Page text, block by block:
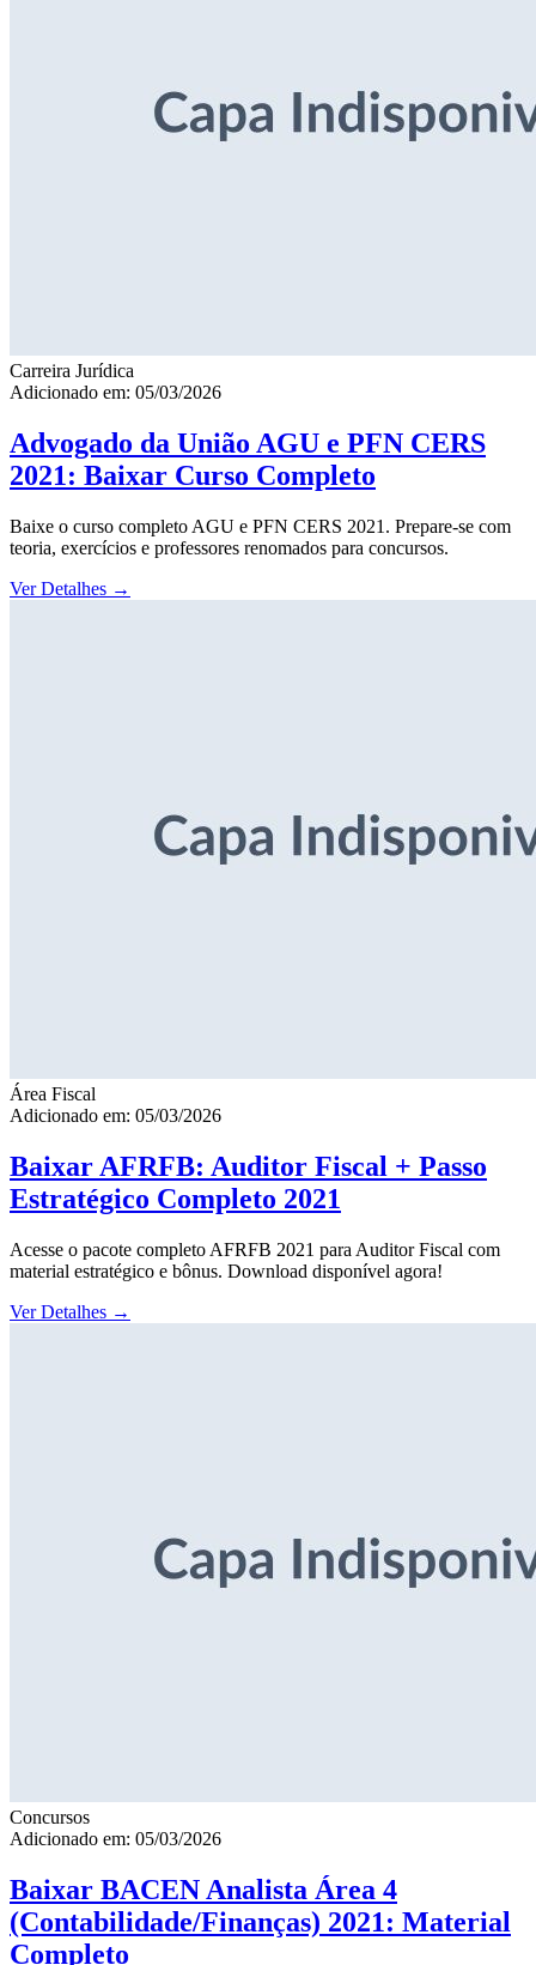
Carreira Jurídica
Adicionado em: 05/03/2026
Advogado da União AGU e PFN CERS
2021: Baixar Curso Completo
Baixe o curso completo AGU e PFN CERS 2021. Prepare-se com
teoria, exercícios e professores renomados para concursos.
Ver Detalhes →
Área Fiscal
Adicionado em: 05/03/2026
Baixar AFRFB: Auditor Fiscal + Passo
Estratégico Completo 2021
Acesse o pacote completo AFRFB 2021 para Auditor Fiscal com
material estratégico e bônus. Download disponível agora!
Ver Detalhes →
Concursos
Adicionado em: 05/03/2026
Baixar BACEN Analista Área 4
(Contabilidade/Finanças) 2021: Material
Completo